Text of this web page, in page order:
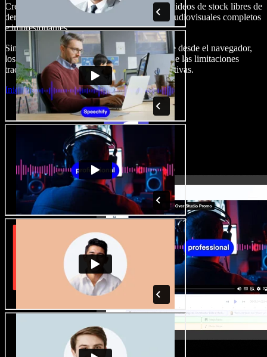
Crea voces en off, añade imágenes, audio y videos de stock libres de
derechos, clona tu voz y produce proyectos audiovisuales completos
e impresionantes.
Sin curva de aprendizaje y con todo accesible desde el navegador,
los creadores de contenido pueden liberarse de las limitaciones
tradicionales y dar vida a todas sus ideas creativas.
Iniciar Studio